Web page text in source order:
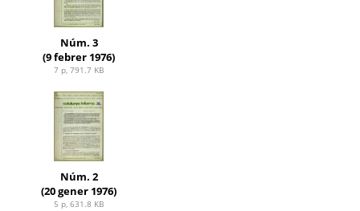
Núm. 3
(9 febrer 1976)
7 p, 791.7 KB
Núm. 2
(20 gener 1976)
5 p, 631.8 KB